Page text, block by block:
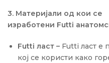
3. Материјали од кои се
изработени Futti
Futti ласт – Futti ласт е
кој се користи како